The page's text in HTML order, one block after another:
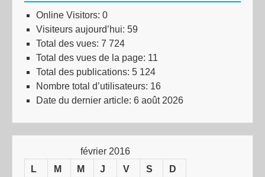
Online Visitors: 0
Visiteurs aujourd’hui: 59
Total des vues: 7 724
Total des vues de la page: 11
Total des publications: 5 124
Nombre total d’utilisateurs: 16
Date du dernier article: 6 août 2026
février 2016
L
M M J V S D